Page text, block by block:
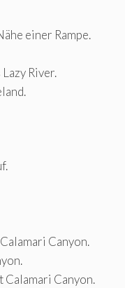
einer Rampe.
River.
Canyon.
Canyon.